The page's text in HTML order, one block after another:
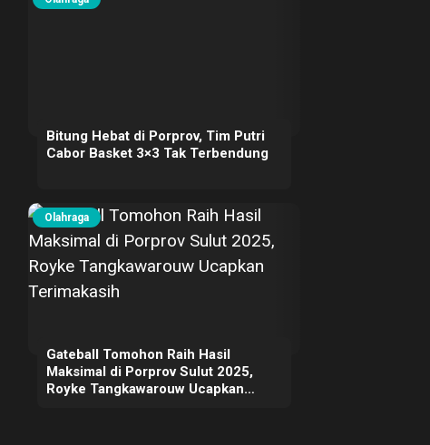
Bitung Hebat di Porprov, Tim Putri
Cabor Basket 3×3 Tak Terbendung
Olahraga
Gateball Tomohon Raih Hasil
Maksimal di Porprov Sulut 2025,
Royke Tangkawarouw Ucapkan